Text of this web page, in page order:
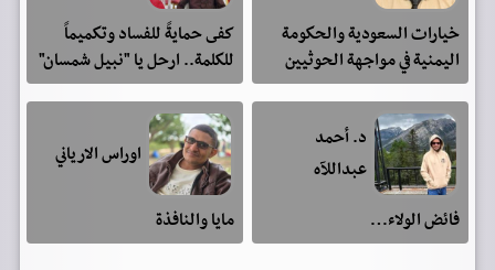
خيارات السعودية والحكومة
اليمنية في مواجهة الحوثيين
كفى حمايةً للفساد وتكميماً
للكلمة.. ارحل يا "نبيل شمسان"
د. أحمد
عبداللآه
فائض الولاء…
اوراس الارياني
مايا والنافذة